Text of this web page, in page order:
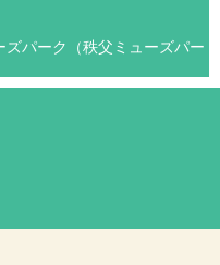
パーク（秩父ミューズパー